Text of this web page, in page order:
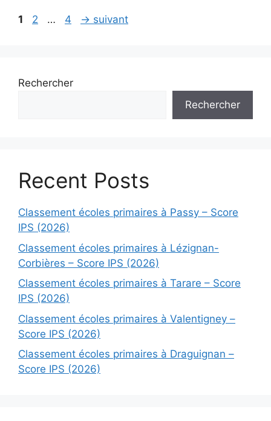
Page
1 Page
2 … Page
4 → suivant
Rechercher
Rechercher
Recent Posts
Classement écoles primaires à Passy – Score
IPS (2026)
Classement écoles primaires à Lézignan-
Corbières – Score IPS (2026)
Classement écoles primaires à Tarare – Score
IPS (2026)
Classement écoles primaires à Valentigney –
Score IPS (2026)
Classement écoles primaires à Draguignan –
Score IPS (2026)